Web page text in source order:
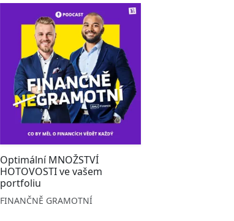
Optimální MNOŽSTVÍ
HOTOVOSTI ve vašem
portfoliu
FINANČNĚ GRAMOTNÍ